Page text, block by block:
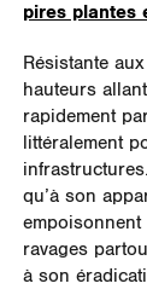
pires plantes
Résistante
hauteurs
rapidement
littéralement
qu’à son
ravages
à son